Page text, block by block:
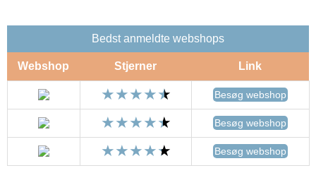
Bedst anmeldte webshops
Webshop Stjerner Link
Besøg webshop
Besøg webshop
Besøg webshop